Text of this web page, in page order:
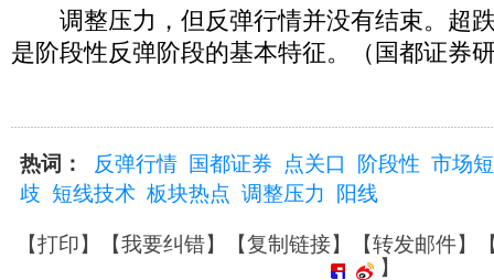
调整压力，但反弹行情并没有结束。超
是阶段性反弹阶段的基本特征。（国都证券
热词： 反弹行情 国都证券 点关口 阶段性 市场
歧 短线技术 板块热点 调整压力 阳线
【打印】【我要纠错】【复制链接】【转发邮件】
】